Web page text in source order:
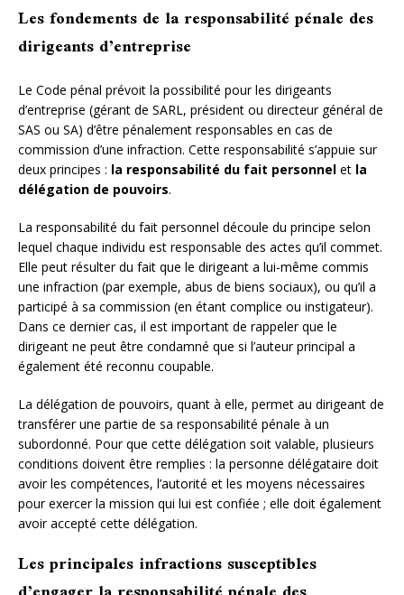
Les fondements de la responsabilité pénale des
dirigeants d’entreprise
Le Code pénal prévoit la possibilité pour les dirigeants
d’entreprise (gérant de SARL, président ou directeur général de
SAS ou SA) d’être pénalement responsables en cas de
commission d’une infraction. Cette responsabilité s’appuie sur
deux principes : la responsabilité du fait personnel et la
délégation de pouvoirs.
La responsabilité du fait personnel découle du principe selon
lequel chaque individu est responsable des actes qu’il commet.
Elle peut résulter du fait que le dirigeant a lui-même commis
une infraction (par exemple, abus de biens sociaux), ou qu’il a
participé à sa commission (en étant complice ou instigateur).
Dans ce dernier cas, il est important de rappeler que le
dirigeant ne peut être condamné que si l’auteur principal a
également été reconnu coupable.
La délégation de pouvoirs, quant à elle, permet au dirigeant de
transférer une partie de sa responsabilité pénale à un
subordonné. Pour que cette délégation soit valable, plusieurs
conditions doivent être remplies : la personne délégataire doit
avoir les compétences, l’autorité et les moyens nécessaires
pour exercer la mission qui lui est confiée ; elle doit également
avoir accepté cette délégation.
Les principales infractions susceptibles